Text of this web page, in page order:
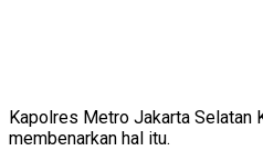
Kapolres Metro Jakarta Selatan
membenarkan hal itu.